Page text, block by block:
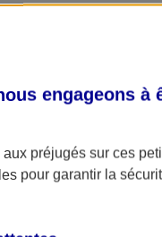
engageons
préjugés sur ces
pour garantir la